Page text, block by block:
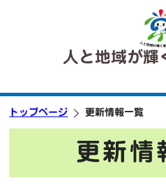
人と地域が輝
トップページ 更新情報一覧
更新情